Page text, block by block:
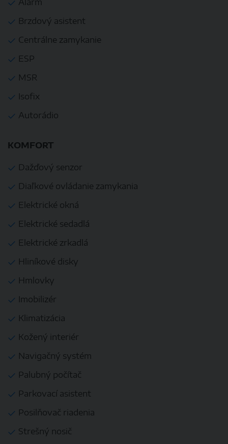
Alarm
Brzdový asistent
Centrálne zamykanie
ESP
MSR
Isofix
Autorádio
KOMFORT
Dažďový senzor
Diaľkové ovládanie zamykania
Elektrické okná
Elektrické sedadlá
Elektrické zrkadlá
Hliníkové disky
Hmlovky
Imobilizér
Klimatizácia
Kožený interiér
Navigačný systém
Palubný počítač
Parkovací asistent
Posilňovač riadenia
Strešný nosič